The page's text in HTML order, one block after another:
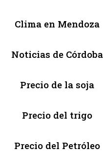
Clima en Mendoza
Noticias de Córdoba
Precio de la soja
Precio del trigo
Precio del Petróleo